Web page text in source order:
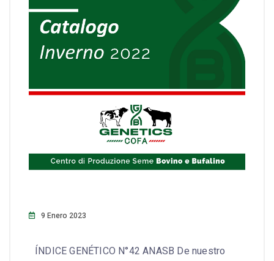
9 Enero 2023
ÍNDICE GENÉTICO N°42 ANASB De nuestro